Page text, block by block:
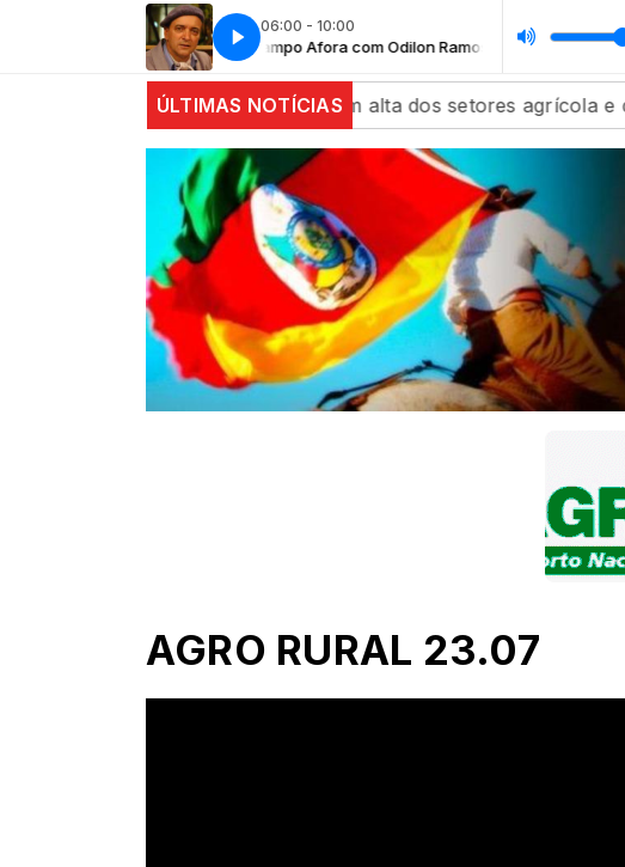
06:00 - 10:00
Afora com Odilon RamosCampo Afora com Odilon Ramos
ÚLTIMAS NOTÍCIAS
fecham estáveis com alta dos setores agrícola e de energia
AGRO RURAL 23.07